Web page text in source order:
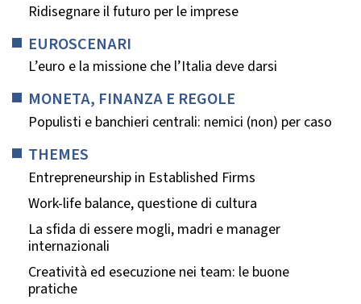
Ridisegnare il futuro per le imprese
EUROSCENARI
L’euro e la missione che l’Italia deve darsi
MONETA, FINANZA E REGOLE
Populisti e banchieri centrali: nemici (non) per caso
THEMES
Entrepreneurship in Established Firms
Work-life balance, questione di cultura
La sfida di essere mogli, madri e manager
internazionali
Creatività ed esecuzione nei team: le buone
pratiche